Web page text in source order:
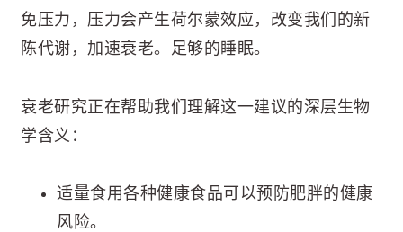
免压力，压力会产生荷尔蒙效应，改变我们的新
陈代谢，加速衰老。足够的睡眠。
衰老研究正在帮助我们理解这一建议的深层生物
学含义：
适量食用各种健康食品可以预防肥胖的健康
风险。